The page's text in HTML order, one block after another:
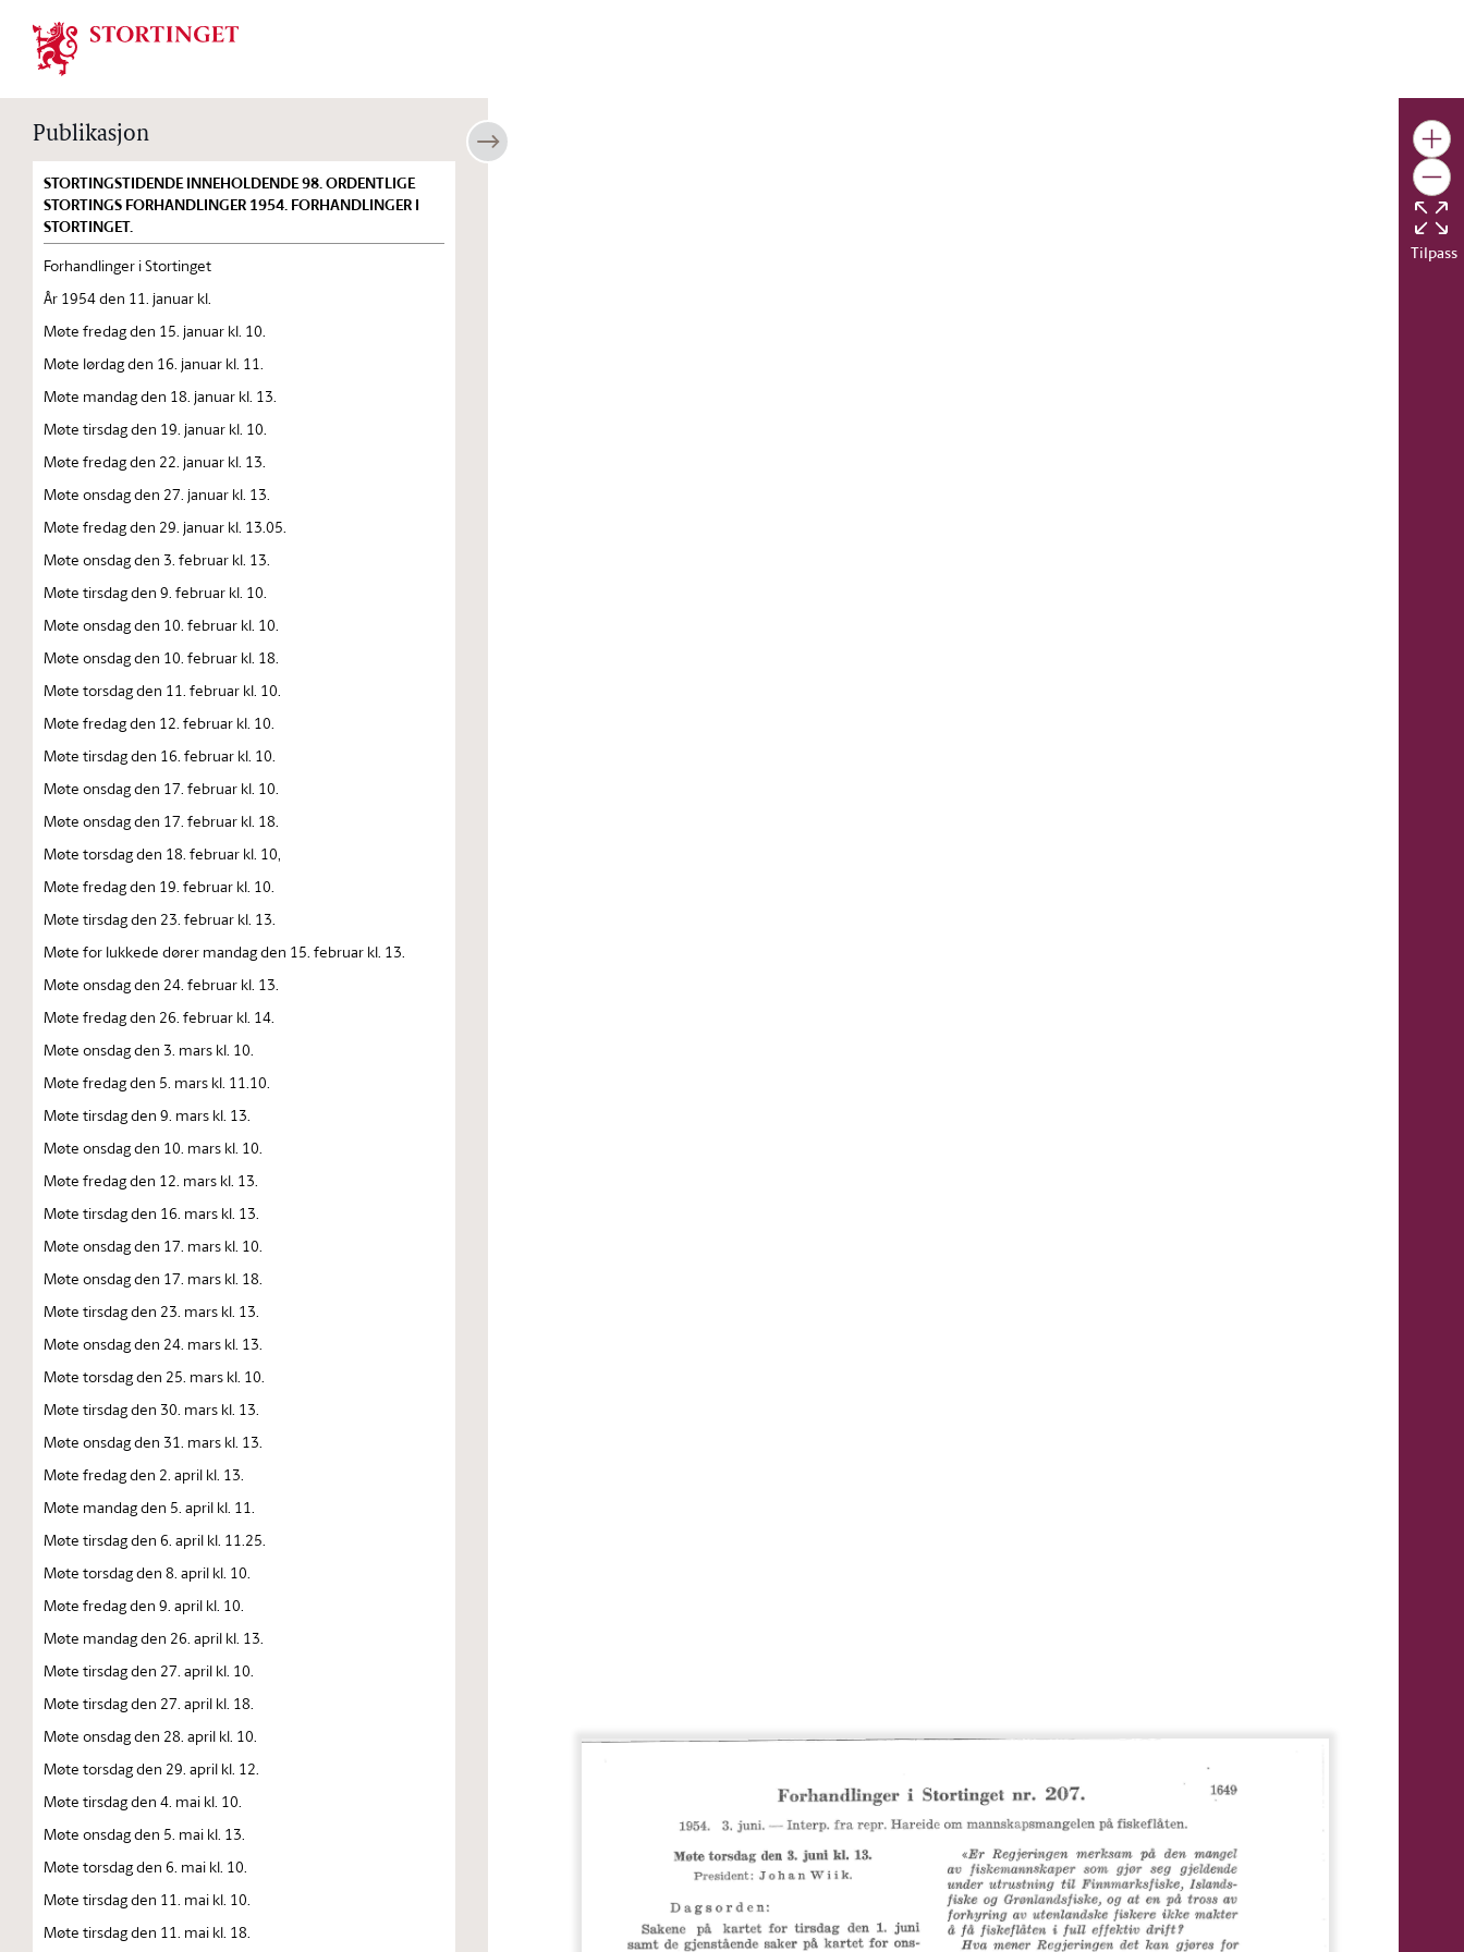
Stortinget.no
Publikasjon
STORTINGSTIDENDE INNEHOLDENDE 98. ORDENTLIGE
STORTINGS FORHANDLINGER 1954. FORHANDLINGER I
STORTINGET.
Forhandlinger i Stortinget
År 1954 den 11. januar kl.
Møte fredag den 15. januar kl. 10.
Møte lørdag den 16. januar kl. 11.
Møte mandag den 18. januar kl. 13.
Møte tirsdag den 19. januar kl. 10.
Møte fredag den 22. januar kl. 13.
Møte onsdag den 27. januar kl. 13.
Møte fredag den 29. januar kl. 13.05.
Møte onsdag den 3. februar kl. 13.
Møte tirsdag den 9. februar kl. 10.
Møte onsdag den 10. februar kl. 10.
Møte onsdag den 10. februar kl. 18.
Møte torsdag den 11. februar kl. 10.
Møte fredag den 12. februar kl. 10.
Møte tirsdag den 16. februar kl. 10.
Møte onsdag den 17. februar kl. 10.
Møte onsdag den 17. februar kl. 18.
Møte torsdag den 18. februar kl. 10,
Møte fredag den 19. februar kl. 10.
Møte tirsdag den 23. februar kl. 13.
Møte for lukkede dører mandag den 15. februar kl. 13.
Møte onsdag den 24. februar kl. 13.
Møte fredag den 26. februar kl. 14.
Møte onsdag den 3. mars kl. 10.
Møte fredag den 5. mars kl. 11.10.
Møte tirsdag den 9. mars kl. 13.
Møte onsdag den 10. mars kl. 10.
Møte fredag den 12. mars kl. 13.
Møte tirsdag den 16. mars kl. 13.
Møte onsdag den 17. mars kl. 10.
Møte onsdag den 17. mars kl. 18.
Møte tirsdag den 23. mars kl. 13.
Møte onsdag den 24. mars kl. 13.
Møte torsdag den 25. mars kl. 10.
Møte tirsdag den 30. mars kl. 13.
Møte onsdag den 31. mars kl. 13.
Møte fredag den 2. april kl. 13.
Møte mandag den 5. april kl. 11.
Møte tirsdag den 6. april kl. 11.25.
Møte torsdag den 8. april kl. 10.
Møte fredag den 9. april kl. 10.
Møte mandag den 26. april kl. 13.
Møte tirsdag den 27. april kl. 10.
Møte tirsdag den 27. april kl. 18.
Møte onsdag den 28. april kl. 10.
Møte torsdag den 29. april kl. 12.
Møte tirsdag den 4. mai kl. 10.
Møte onsdag den 5. mai kl. 13.
Møte torsdag den 6. mai kl. 10.
Møte tirsdag den 11. mai kl. 10.
Møte tirsdag den 11. mai kl. 18.